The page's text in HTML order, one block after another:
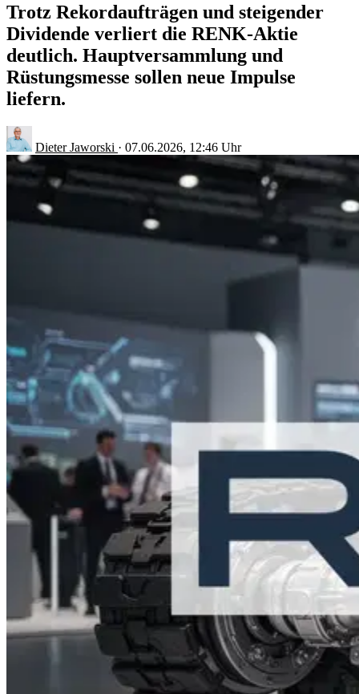
Trotz Rekordaufträgen und steigender
Dividende verliert die RENK-Aktie
deutlich. Hauptversammlung und
Rüstungsmesse sollen neue Impulse
liefern.
Dieter Jaworski · 07.06.2026, 12:46 Uhr